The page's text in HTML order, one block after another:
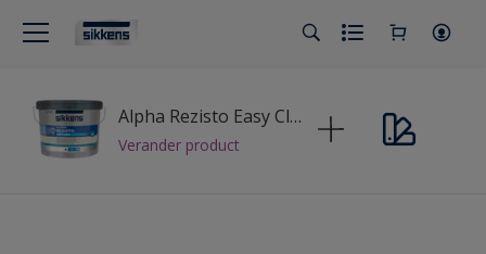
Alpha Rezisto Easy Clean
Verander product